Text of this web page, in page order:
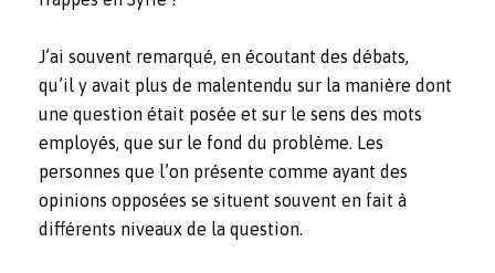
J’ai souvent remarqué, en écoutant des débats,
qu’il y avait plus de malentendu sur la manière dont
une question était posée et sur le sens des mots
employés, que sur le fond du problème. Les
personnes que l’on présente comme ayant des
opinions opposées se situent souvent en fait à
différents niveaux de la question.